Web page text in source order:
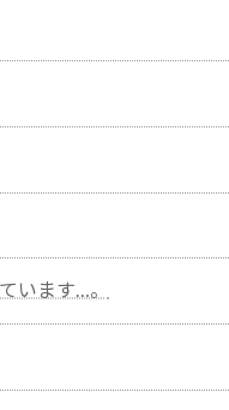
います…。